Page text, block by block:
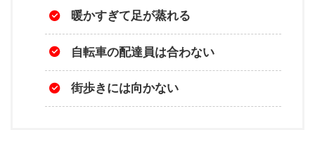
暖かすぎて足が蒸れる
自転車の配達員は合わない
街歩きには向かない